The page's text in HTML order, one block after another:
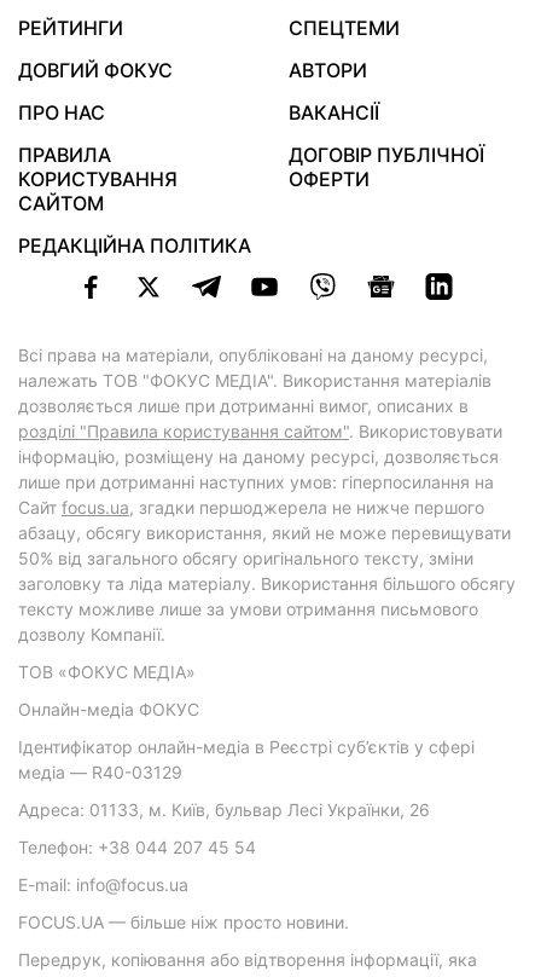
РЕЙТИНГИ
СПЕЦТЕМИ
ДОВГИЙ ФОКУС
АВТОРИ
ПРО НАС
ВАКАНСІЇ
ПРАВИЛА
КОРИСТУВАННЯ
САЙТОМ
ДОГОВІР ПУБЛІЧНОЇ
ОФЕРТИ
РЕДАКЦІЙНА ПОЛІТИКА
Всі права на матеріали, опубліковані на даному ресурсі,
належать ТОВ "ФОКУС МЕДІА". Використання матеріалів
дозволяється лише при дотриманні вимог, описаних в
розділі "Правила користування сайтом". Використовувати
інформацію, розміщену на даному ресурсі, дозволяється
лише при дотриманні наступних умов: гіперпосилання на
Cайт focus.ua, згадки першоджерела не нижче першого
абзацу, обсягу використання, який не може перевищувати
50% від загального обсягу оригінального тексту, зміни
заголовку та ліда матеріалу. Використання більшого обсягу
тексту можливе лише за умови отримання письмового
дозволу Компанії.
ТОВ «ФОКУС МЕДІА»
Онлайн-медіа ФОКУС
Ідентифікатор онлайн-медіа в Реєстрі суб’єктів у сфері
медіа — R40-03129
Адреса: 01133, м. Київ, бульвар Лесі Українки, 26
Телефон: +38 044 207 45 54
E-mail: info@focus.ua
FOCUS.UA — більше ніж просто новини.
Передрук, копіювання або відтворення інформації, яка